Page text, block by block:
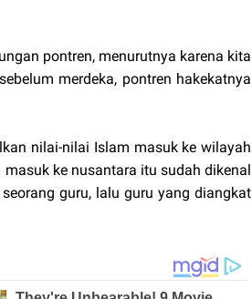
pontren, menurutnya karena kita
merdeka, pontren hakekatnya
nilai-nilai Islam masuk ke wilayah
ke nusantara itu sudah dikenal
guru, lalu guru yang diangkat